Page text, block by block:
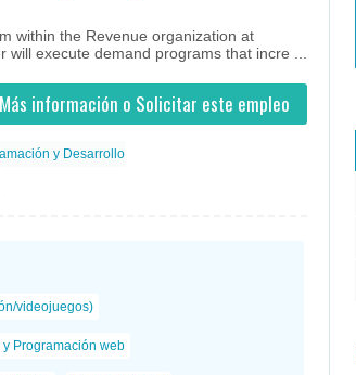
within the Revenue organization at
execute demand programs that incre ...
Más información o Solicitar este empleo
y Desarrollo
videojuegos)
y Programación web